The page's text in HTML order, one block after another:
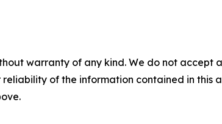
warranty of any kind. We do not
of the information contained in this